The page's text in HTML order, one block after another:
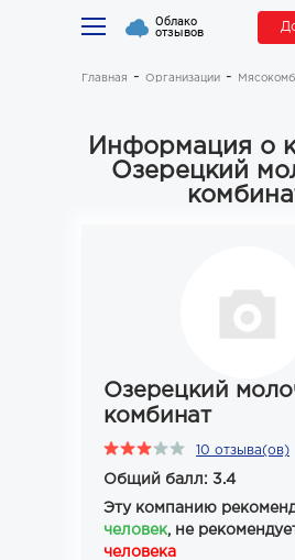
Облако
отзывов
Главная Организации
Информация о
Озерецкий
Озерецкий
комбинат
10 отзыва(ов)
Общий балл: 3.4
Эту компанию
человек, не
человека